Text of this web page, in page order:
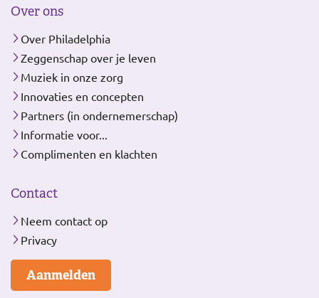
Over ons
Over Philadelphia
Zeggenschap over je leven
Muziek in onze zorg
Innovaties en concepten
Partners (in ondernemerschap)
Informatie voor...
Complimenten en klachten
Contact
Neem contact op
Privacy
Aanmelden